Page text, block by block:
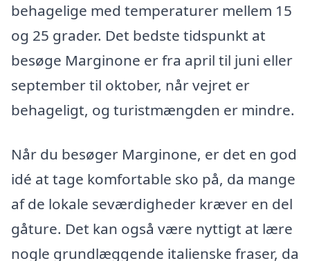
behagelige med temperaturer mellem 15
og 25 grader. Det bedste tidspunkt at
besøge Marginone er fra april til juni eller
september til oktober, når vejret er
behageligt, og turistmængden er mindre.
Når du besøger Marginone, er det en god
idé at tage komfortable sko på, da mange
af de lokale seværdigheder kræver en del
gåture. Det kan også være nyttigt at lære
nogle grundlæggende italienske fraser, da